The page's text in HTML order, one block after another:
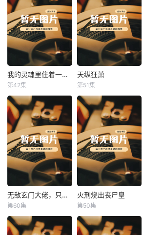
我的灵魂里住着一条龙 我的灵魂里住着一条龙
第42集
天纵狂萧
天纵狂萧
第51集
无敌玄门大佬，只听姐姐的话 无敌玄门大佬，只听姐姐的话
第60集
火刑烧出丧尸皇
火刑烧出丧尸皇
第50集